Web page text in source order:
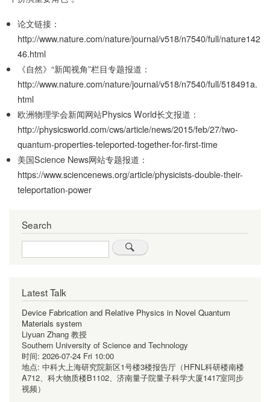
论文链接：
http://www.nature.com/nature/journal/v518/n7540/full/nature142
46.html
《自然》“新闻视角”栏目专题报道：
http://www.nature.com/nature/journal/v518/n7540/full/518491a.
html
欧洲物理学会新闻网站Physics World长文报道：
http://physicsworld.com/cws/article/news/2015/feb/27/two-
quantum-properties-teleported-together-for-first-time
美国Science News网站专题报道：
https://www.sciencenews.org/article/physicists-double-their-
teleportation-power
Search
Search
Latest Talk
Device Fabrication and Relative Physics in Novel Quantum
Materials system
Liyuan Zhang 教授
Southern University of Science and Technology
时间: 2026-07-24 Fri 10:00
地点: 中科大上海研究院新区1号楼3楼报告厅（HFNL科研楼南楼
A712、科大物质楼B1102、济南量子院量子科学大厦1417室同步
视频）